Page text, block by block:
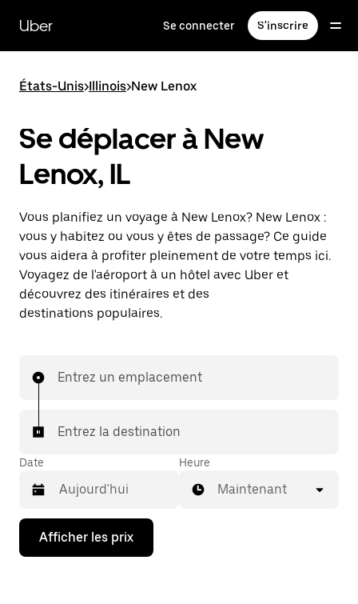
contenu
principal
Uber Se connecter S'inscrire
États-Unis>Illinois>New Lenox
Se déplacer à New
Lenox, IL
Vous planifiez un voyage à New Lenox? New Lenox :
vous y habitez ou vous y êtes de passage? Ce guide
vous aidera à profiter pleinement de votre temps ici.
Voyagez de l'aéroport à un hôtel avec Uber et
découvrez des itinéraires et des
destinations populaires.
Entrez un emplacement
Entrez la destination
Date
Appuyez
la
Heure
Maintenant
Afficher les prix